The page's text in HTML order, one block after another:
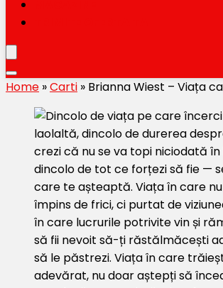
Home »Carti » Brianna Wiest – Viața